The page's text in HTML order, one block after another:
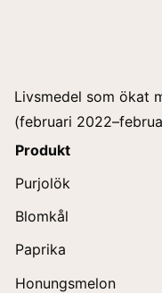
Livsmedel som ökat
(februari
Produkt
Purjolök
Blomkål
Paprika
Honungsmelon